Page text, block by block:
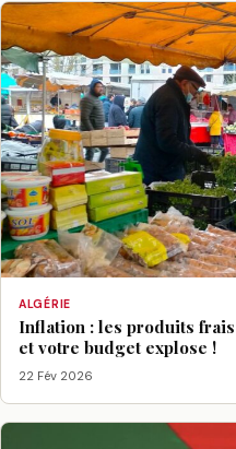
ALGÉRIE
Inflation : les produits
et votre budget explose !
22 Fév 2026